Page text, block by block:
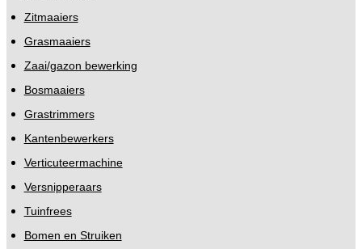
Zitmaaiers
Grasmaaiers
Zaai/gazon bewerking
Bosmaaiers
Grastrimmers
Kantenbewerkers
Verticuteermachine
Versnipperaars
Tuinfrees
Bomen en Struiken